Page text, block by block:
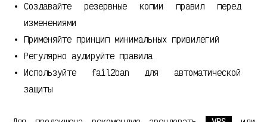
Создавайте резервные копии правил перед
изменениями
Применяйте принцип минимальных привилегий
Регулярно аудируйте правила
Используйте fail2ban для автоматической
защиты